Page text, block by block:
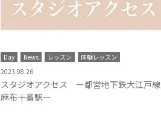
Day News レッスン
体験レッスン
2023.08.26
スタジオアクセス ー都営地下鉄大江戸線
麻布十番駅ー